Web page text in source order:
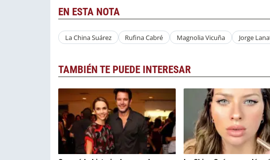
EN ESTA NOTA
La China Suárez Rufina Cabré Magnolia Vicuña Jorge
TAMBIÉN TE PUEDE INTERESAR